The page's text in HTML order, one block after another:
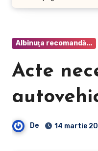
Albinuţa recomandă...
Acte
De 14 martie